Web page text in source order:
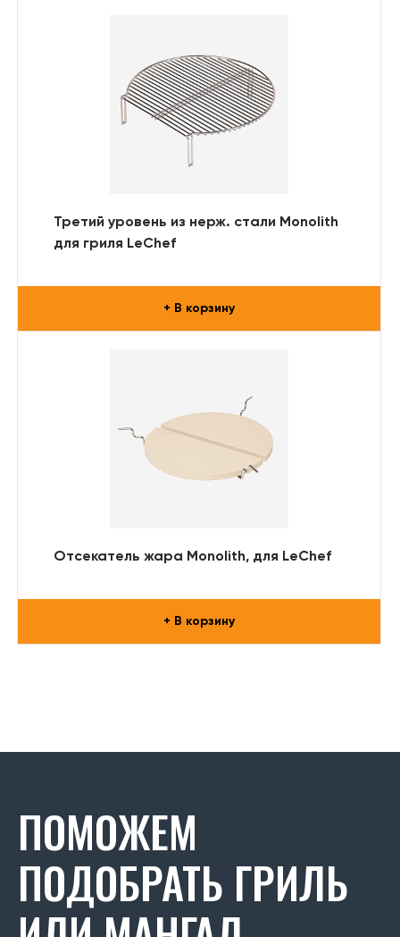
Третий уровень из нерж. стали Monolith
для гриля LeChef
+ В корзину
Отсекатель жара Monolith, для LeChef
+ В корзину
ПОМОЖЕМ
ПОДОБРАТЬ ГРИЛЬ